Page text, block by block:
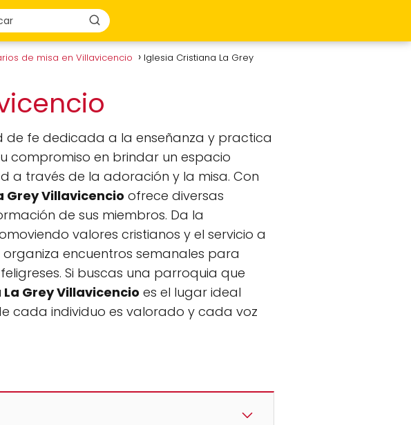
de misa en Villavicencio
Iglesia Cristiana La Grey
de fe dedicada a la enseñanza y practica
compromiso en brindar un espacio
a través de la adoración y la misa. Con
Grey Villavicencio ofrece diversas
de sus miembros. Da la
valores cristianos y el servicio a
encuentros semanales para
Si buscas una parroquia que
Grey Villavicencio es el lugar ideal
cada individuo es valorado y cada voz